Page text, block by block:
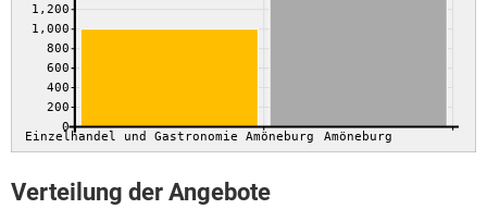
0
200
400
600
800
1,000
1,200
Einzelhandel und Gastronomie Amöneburg Amöneburg
Verteilung der Angebote